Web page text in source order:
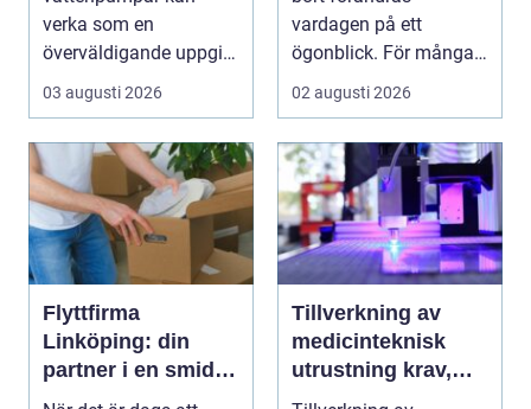
verka som en
överväldigande uppgift,
speciellt om man bor...
03 augusti 2026
vardagen på ett
ögonblick. För många i
Mölndal blir första
frågan:...
02 augusti 2026
Flyttfirma
Linköping: din
partner i en smidig
flytt
Tillverkning av
medicinteknisk
utrustning krav,
kvalitet och